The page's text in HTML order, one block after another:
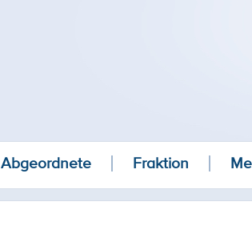
Abgeordnete Fraktion